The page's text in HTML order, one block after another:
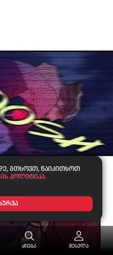
გთხოვთ, წაიკითხოთ
პოლიტიკა.
ძიება შესვლა